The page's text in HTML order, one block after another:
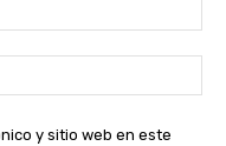
y sitio web en este